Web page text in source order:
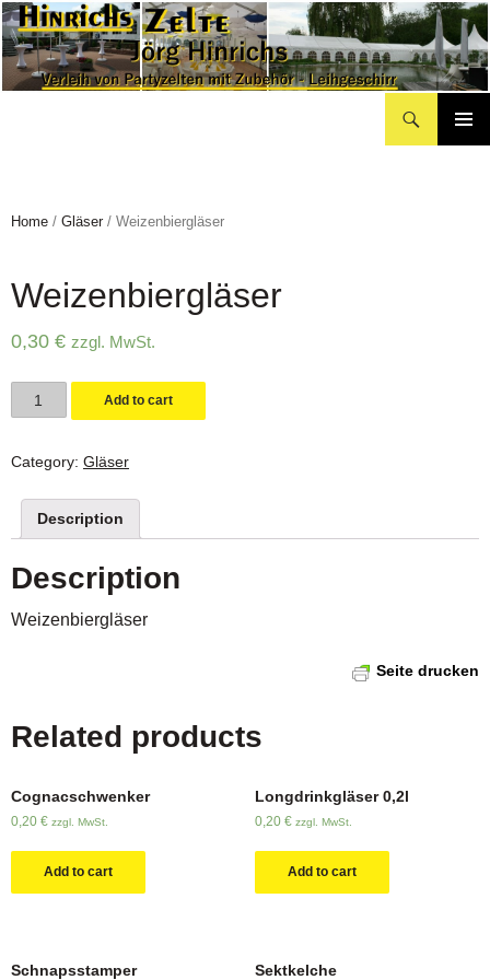
Home / Gläser / Weizenbiergläser
Weizenbiergläser
0,30 € zzgl. MwSt.
Weizenbiergläser
quantity
Add to cart
Category: Gläser
Description
Description
Weizenbiergläser
Seite drucken
Related products
Cognacschwenker
0,20 € zzgl. MwSt.
Add to cart
Longdrinkgläser 0,2l
0,20 € zzgl. MwSt.
Add to cart
Schnapsstamper Sektkelche